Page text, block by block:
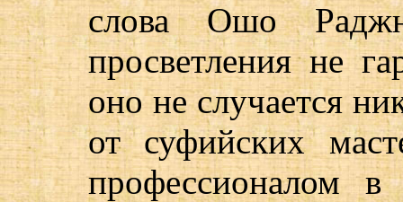
слова Ошо
просветления не
оно не случается
от суфийских
профессионалом